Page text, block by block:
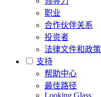
职业
合作伙伴关系
投资者
法律文件和政策
支持
帮助中心
最佳路径
Looking Glass